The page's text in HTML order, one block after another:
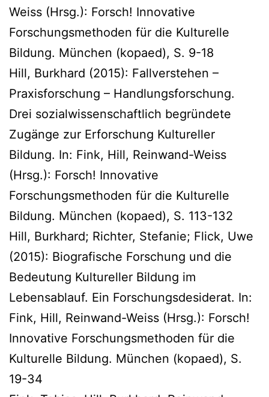
Weiss (Hrsg.): Forsch! Innovative
Forschungsmethoden für die Kulturelle
Bildung. München (kopaed), S. 9-18
Hill, Burkhard (2015): Fallverstehen –
Praxisforschung – Handlungsforschung.
Drei sozialwissenschaftlich begründete
Zugänge zur Erforschung Kultureller
Bildung. In: Fink, Hill, Reinwand-Weiss
(Hrsg.): Forsch! Innovative
Forschungsmethoden für die Kulturelle
Bildung. München (kopaed), S. 113-132
Hill, Burkhard; Richter, Stefanie; Flick, Uwe
(2015): Biografische Forschung und die
Bedeutung Kultureller Bildung im
Lebensablauf. Ein Forschungsdesiderat. In:
Fink, Hill, Reinwand-Weiss (Hrsg.): Forsch!
Innovative Forschungsmethoden für die
Kulturelle Bildung. München (kopaed), S.
19-34